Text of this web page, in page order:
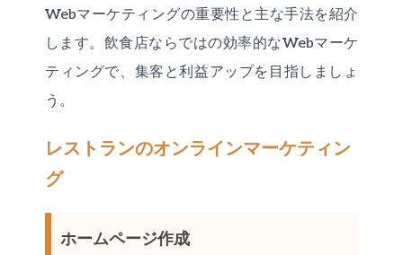
Webマーケティングの重要性と主な手法を紹介
します。飲食店ならではの効率的なWebマーケ
ティングで、集客と利益アップを目指しましょ
う。
レストランのオンラインマーケティン
グ
ホームページ作成